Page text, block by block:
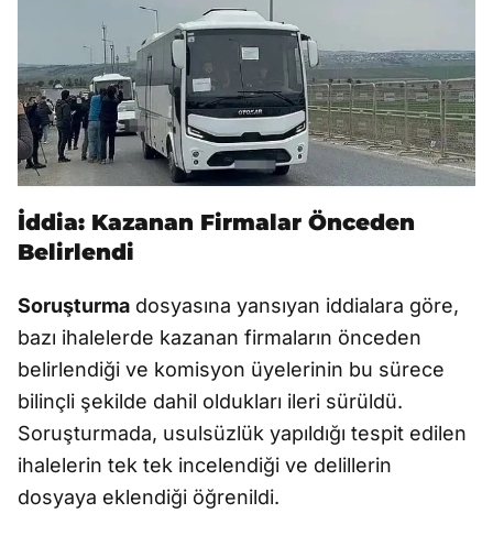
İddia: Kazanan Firmalar Önceden
Belirlendi
Soruşturma dosyasına yansıyan iddialara göre,
bazı ihalelerde kazanan firmaların önceden
belirlendiği ve komisyon üyelerinin bu sürece
bilinçli şekilde dahil oldukları ileri sürüldü.
Soruşturmada, usulsüzlük yapıldığı tespit edilen
ihalelerin tek tek incelendiği ve delillerin
dosyaya eklendiği öğrenildi.